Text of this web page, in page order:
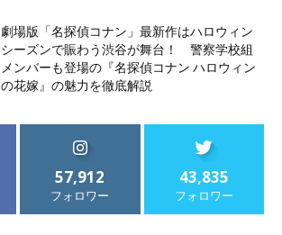
劇場版「名探偵コナン」最新作はハロウィン
シーズンで賑わう渋谷が舞台！ 警察学校組
メンバーも登場の『名探偵コナン ハロウィン
の花嫁』の魅力を徹底解説
57,912
フォロワー
43,835
フォロワー